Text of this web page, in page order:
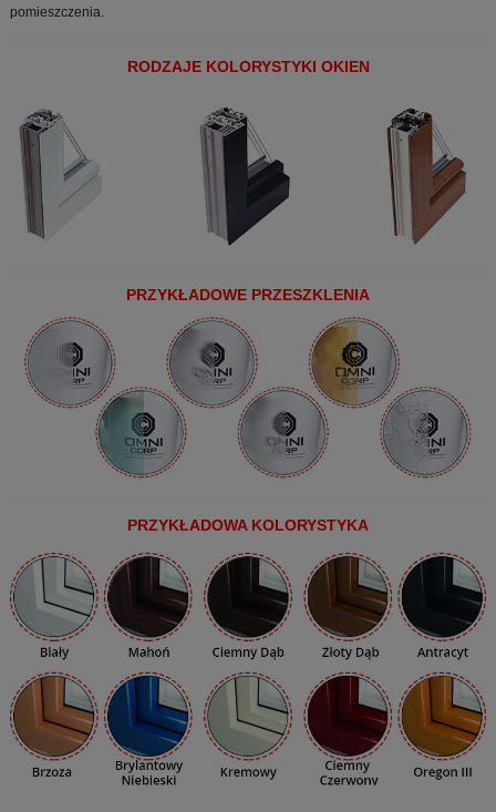
pomieszczenia.
RODZAJE KOLORYSTYKI OKIEN
PRZYKŁADOWE PRZESZKLENIA
PRZYKŁADOWA KOLORYSTYKA